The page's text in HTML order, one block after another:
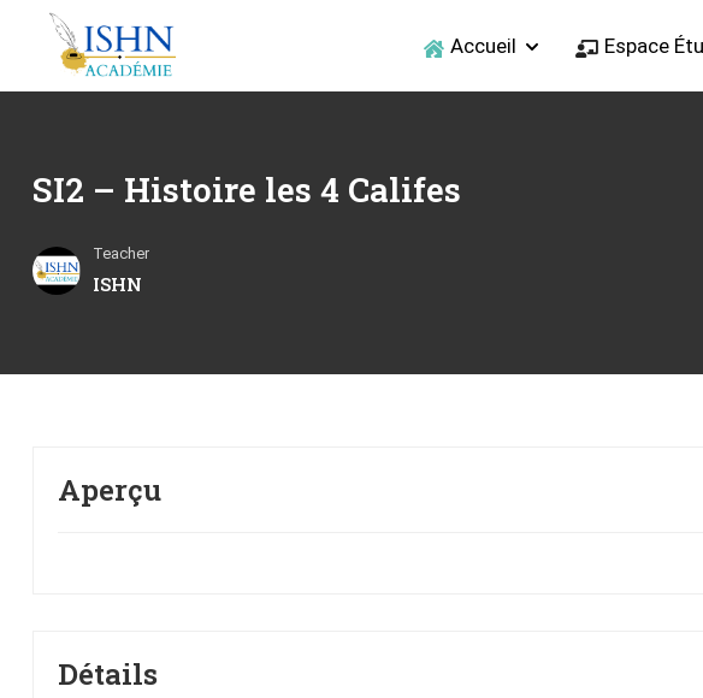
Accueil Espace
SI2 – Histoire les 4 Califes
Teacher
ISHN
Aperçu
Détails